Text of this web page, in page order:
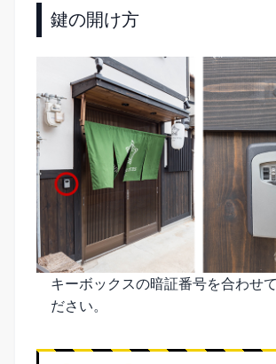
鍵の開け方
キーボックスの暗証番号を合わせ
ださい。